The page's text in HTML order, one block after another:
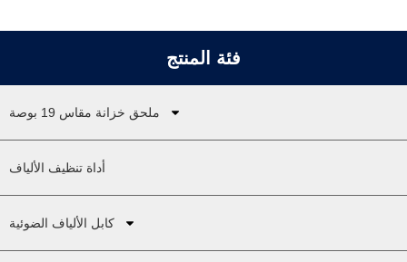
فئة المنتج
ملحق خزانة مقاس 19 بوصة
أداة تنظيف الألياف
كابل الألياف الضوئية